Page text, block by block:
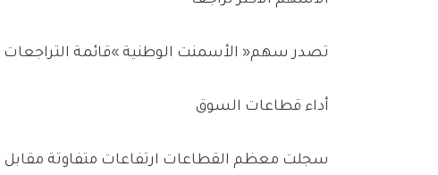
تصدر‭ ‬سهم‭ ‬‮«‬الأسمنت‭ ‬الوطنية‮»‬‭ ‬قائمة‭ ‬التراجعات‭ ‬بنسبة‭ ‬بلغت‭ ‬6‭.‬579‭ % ‬ليغلق‭ ‬عند‭ ‬مستوى‭ ‬4‭.‬260‭ ‬درهماً‭.‬
أداء‭ ‬قطاعات‭ ‬السوق